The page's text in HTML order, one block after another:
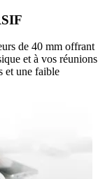
de 40 mm offrant
et à vos réunions
et une faible